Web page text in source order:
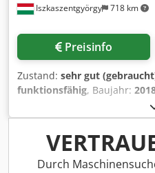
Iszkaszentgyörgy 718 km
Preisinfo
Zustand: sehr gut
funktionsfähig, Baujahr:
1500 mm Faserlaser 3 kW
Kohlenstoffstahl: 20 mm,
mm, Kupfer: 6 mm
±0,05 mm
15400 h Länge: 10495 mm
Durch